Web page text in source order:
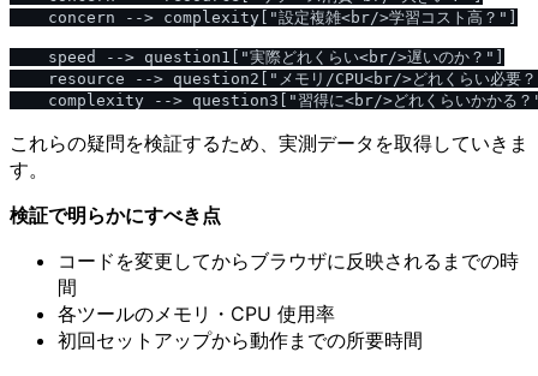
    concern --> complexity["設定複雑<br/>学習コスト高？"]
    speed --> question1["実際どれくらい<br/>遅いのか？"]
resource --> question2["メモリ/CPU<br/>どれくらい必要
これらの疑問を検証するため、実測データを取得していきま
す。
検証で明らかにすべき点
コードを変更してからブラウザに反映されるまでの時
間
各ツールのメモリ・CPU 使用率
初回セットアップから動作までの所要時間